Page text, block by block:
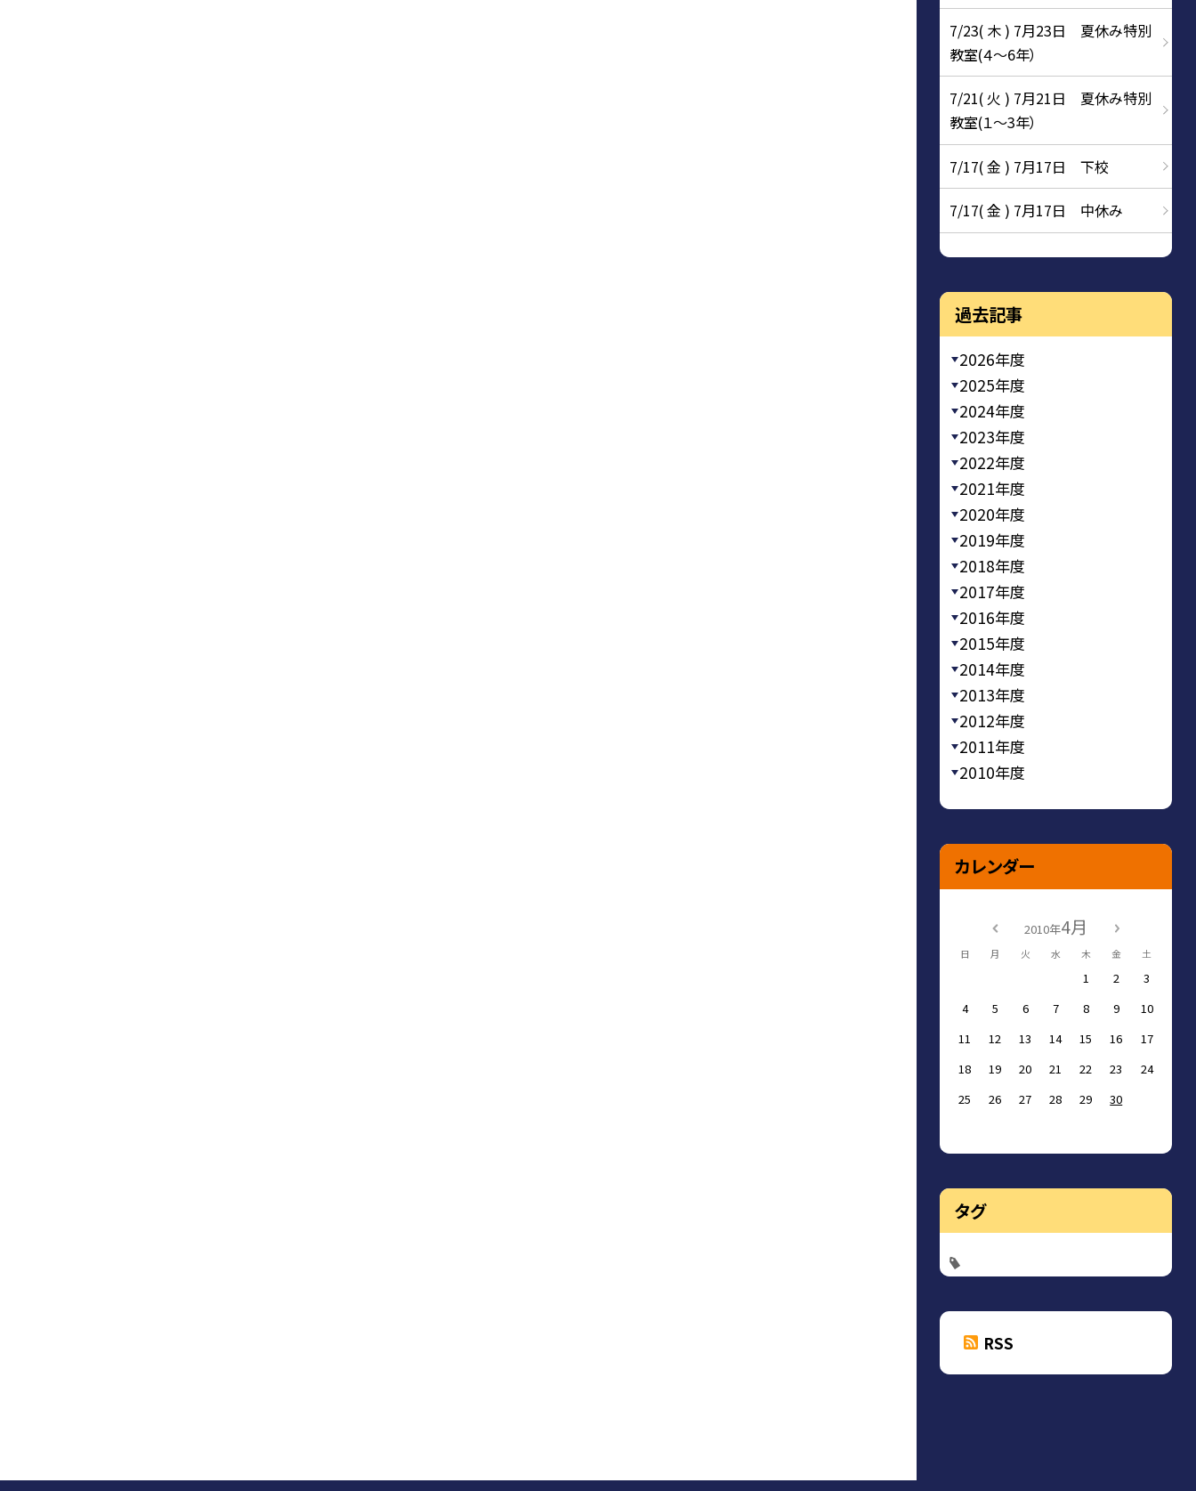
7/23( 木 ) 7月23日 夏休み特別
教室(４～6年）
7/21( 火 ) 7月21日 夏休み特別
教室(１～3年）
7/17( 金 ) 7月17日 下校
7/17( 金 ) 7月17日 中休み
過去記事
2026年度
2025年度
2024年度
2023年度
2022年度
2021年度
2020年度
2019年度
2018年度
2017年度
2016年度
2015年度
2014年度
2013年度
2012年度
2011年度
2010年度
カレンダー
2010年4月
日 月 火 水 木 金 土
1 2
3
4
5 6 7 8 9
10
11
12 13 14 15 16
17
18
19 20 21 22 23
24
25
26 27 28 29 30
タグ
RSS